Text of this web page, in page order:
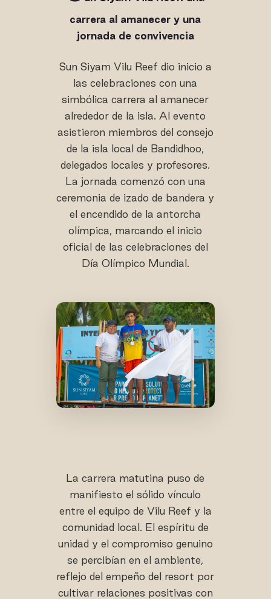
carrera al amanecer y una
jornada de convivencia
Sun Siyam Vilu Reef dio inicio a
las celebraciones con una
simbólica carrera al amanecer
alrededor de la isla. Al evento
asistieron miembros del consejo
de la isla local de Bandidhoo,
delegados locales y profesores.
La jornada comenzó con una
ceremonia de izado de bandera y
el encendido de la antorcha
olímpica, marcando el inicio
oficial de las celebraciones del
Día Olímpico Mundial.
La carrera matutina puso de
manifiesto el sólido vínculo
entre el equipo de Vilu Reef y la
comunidad local. El espíritu de
unidad y el compromiso genuino
se percibían en el ambiente,
reflejo del empeño del resort por
cultivar relaciones positivas con